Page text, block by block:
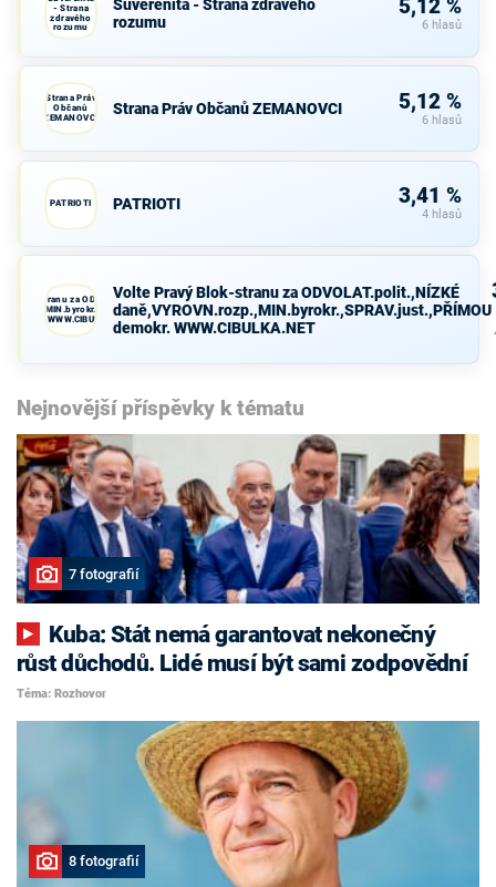
- Strana
zdravého
rozumu
Suverenita - Strana zdravého
rozumu
5,12 %
6 hlasů
Strana Práv
Občanů
ZEMANOVCI
Strana Práv Občanů ZEMANOVCI 5,12 %
6 hlasů
PATRIOTI PATRIOTI 3,41 %
4 hlasů
Blok-stranu za ODVOLAT.polit.,NÍZKÉ
demokr. WWW.CIBULKA.NET
Volte Pravý Blok-stranu za ODVOLAT.polit.,NÍZKÉ
daně,VYROVN.rozp.,MIN.byrokr.,SPRAV.just.,PŘÍMOU
demokr. WWW.CIBULKA.NET
Nejnovější příspěvky k tématu
7 fotografií
růst důchodů. Lidé musí být sami zodpovědní
Téma: Rozhovor
8 fotografií